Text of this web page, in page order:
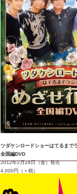
ツダケンロードショーはてるま
全国編DVD
2012年2月24日（金）発売
4,000円（＋税）